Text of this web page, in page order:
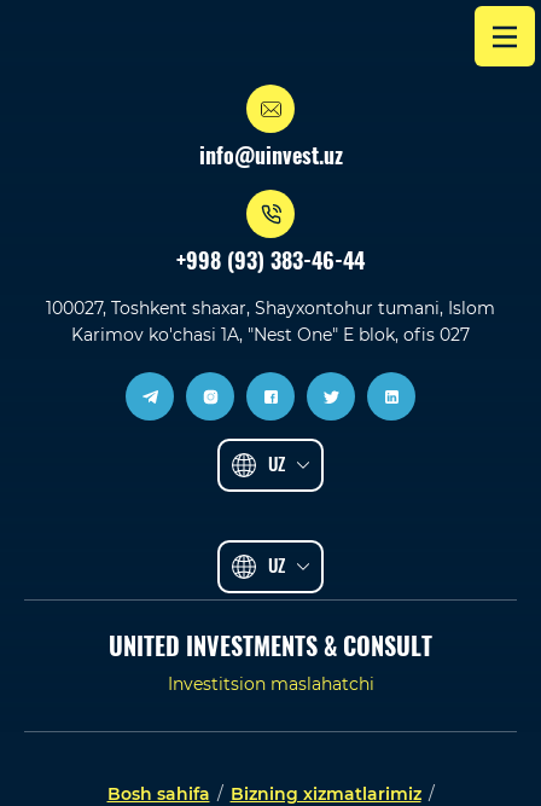
+998 (93) 383-46-44
100027, Toshkent shaxar, Shayxontohur tumani, Islom
Karimov ko'chasi 1A, "Nest One" E blok, ofis 027
info@uinvest.uz
UZ
UZ
UNITED INVESTMENTS & CONSULT
Investitsion maslahatchi
Bosh sahifa / Bizning xizmatlarimiz /